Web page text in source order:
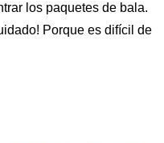
los paquetes de bala.
Porque es difícil de